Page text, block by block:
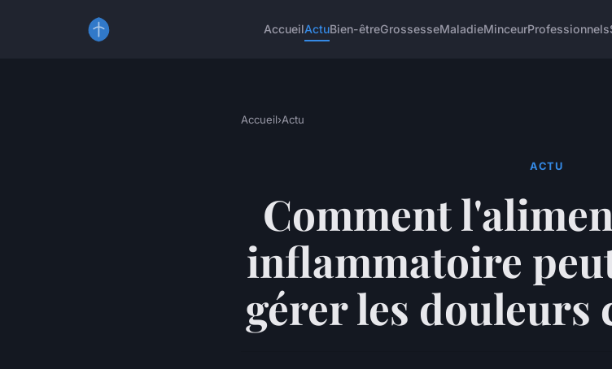
AccueilActuBien-êtreGrossesseMaladieMinceurProfessionnels
Accueil›Actu
ACTU
Comment
inflammatoire
gérer les douleurs